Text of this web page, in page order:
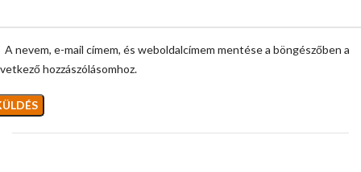
A nevem, e-mail címem, és weboldalcímem mentése a böngészőben a
hozzászólásomhoz.